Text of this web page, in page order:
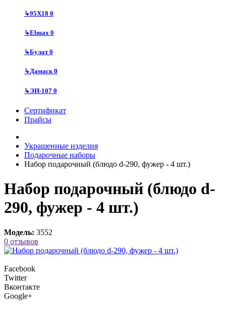
↳95Х18 0
↳Elmax 0
↳Булат0
↳Дамаск0
↳ЭИ-107 0
Сертификат
Прайсы
Украшенные изделия
Подарочные наборы
Набор подарочный (блюдо d-290, фужер - 4 шт.)
Набор подарочный (блюдо d-
290, фужер - 4 шт.)
Модель: 3552
0 отзывов
Facebook
Twitter
Вконтакте
Google+